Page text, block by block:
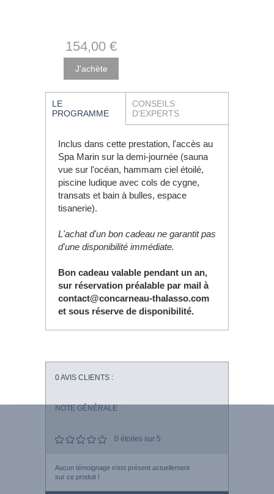
154,00 €
LE
PROGRAMME
CONSEILS
D'EXPERTS
Inclus dans cette prestation, l'accès au
Spa Marin sur la demi-journée (sauna
vue sur l'océan, hammam ciel étoilé,
piscine ludique avec cols de cygne,
transats et bain à bulles, espace
tisanerie).
L'achat d'un bon cadeau ne garantit pas
d'une disponibilité immédiate.
Bon cadeau valable pendant un an,
sur réservation préalable par mail à
contact@concarneau-thalasso.com
et sous réserve de disponibilité.
0AVIS CLIENTS :
NOTE GÉNÉRALE :
0 étoiles sur 5
Aucun témoignage n'est présent actuellement
sur ce produit !